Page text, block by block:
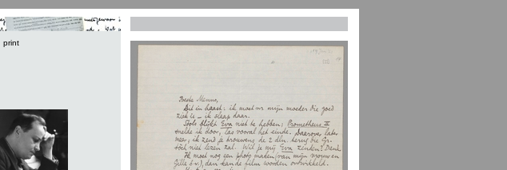
print